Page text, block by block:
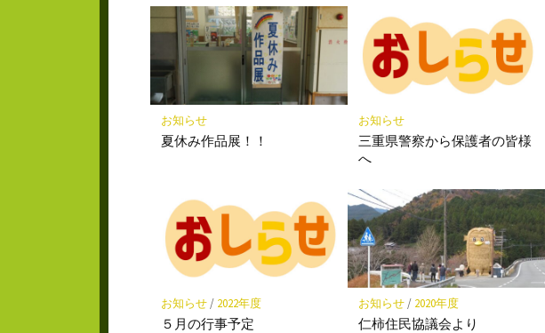
マ
ー
ク
に
保
お知らせ
夏休み作品展！！
お知らせ
三重県警察から保護者の皆様
へ
お知らせ/ 2022年度
５月の行事予定
お知らせ/ 2020年度
仁柿住民協議会より